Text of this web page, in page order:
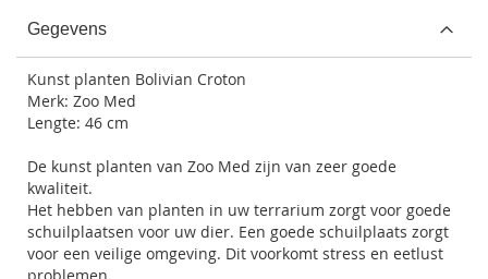
Gegevens
Kunst planten Bolivian Croton
Merk: Zoo Med
Lengte: 46 cm
De kunst planten van Zoo Med zijn van zeer goede
kwaliteit.
Het hebben van planten in uw terrarium zorgt voor goede
schuilplaatsen voor uw dier. Een goede schuilplaats zorgt
voor een veilige omgeving. Dit voorkomt stress en eetlust